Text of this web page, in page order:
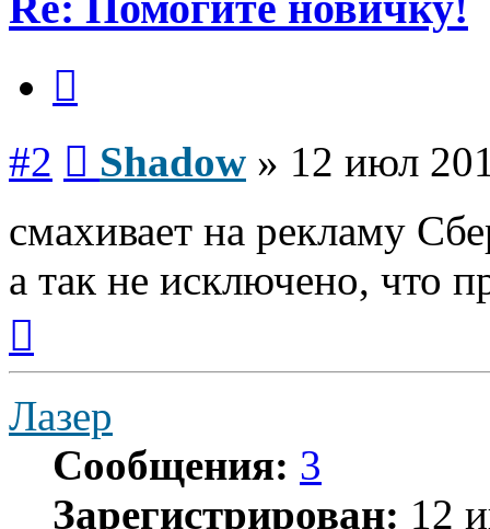
#2 Shadow » 12 июл
смахивает на рекламу
а так не исключено, что
началу
Лазер
Сообщения: 3
Зарегистрирован: 12